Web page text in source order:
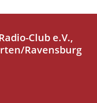
Club e.V.,
Ravensburg